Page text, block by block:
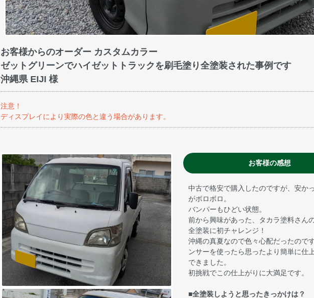
お客様からのオーダー カスタムカラー
ゼットグリーンでハイゼットトラックを刷毛塗り全塗装された事例です
沖縄県 EIJI 様
注意！
ディスプレイにより実際の色と違う場合があります。
お客様の感想
中古で格安で購入したのですが、安か
がボロボロ。
バンパーもひどい状態。
前から興味があった、タカラ塗料さん
全塗装に初チャレンジ！
沖縄の真夏なので色々心配だったので
ンサーを使ったら思ったより簡単に仕
できました。
初挑戦でこの仕上がりに大満足です。
■全塗装しようと思ったきっかけは？